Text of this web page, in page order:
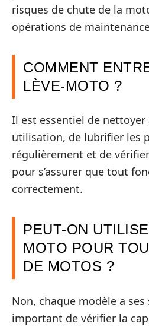
risques de chute de la
opérations de
COMMENT
LÈVE-MOTO ?
Il est essentiel de nettoyer
utilisation, de lubrifier les
régulièrement et de
pour s’assurer que tout
correctement.
PEUT-ON
MOTO POUR
DE MOTOS ?
Non, chaque modèle a
important de vérifier la